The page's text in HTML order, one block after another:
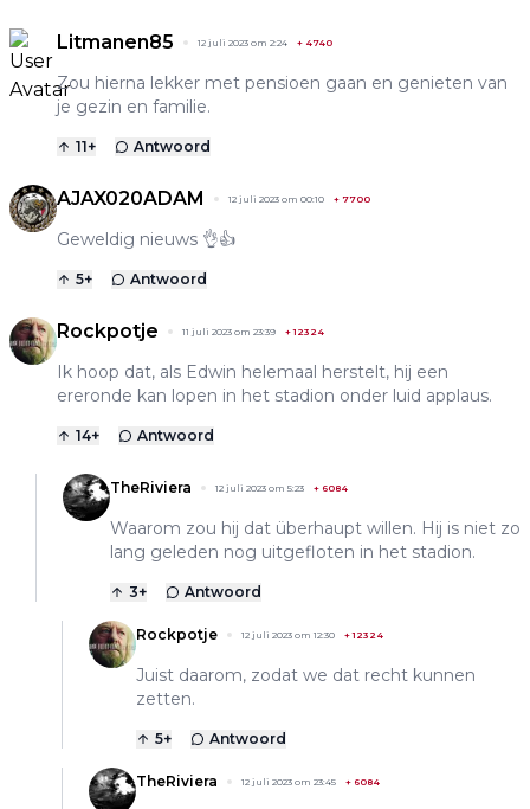
Litmanen85 12 juli 2023 om 2:24 + 4740
Zou hierna lekker met pensioen gaan en genieten van
je gezin en familie.
11+ Antwoord
AJAX020ADAM 12 juli 2023 om 00:10 + 7700
Geweldig nieuws 👌👍
5+ Antwoord
Rockpotje 11 juli 2023 om 23:39 +12324
Ik hoop dat, als Edwin helemaal herstelt, hij een
ereronde kan lopen in het stadion onder luid applaus.
14+ Antwoord
TheRiviera 12 juli 2023 om 5:23 + 6084
Waarom zou hij dat überhaupt willen. Hij is niet zo
lang geleden nog uitgefloten in het stadion.
3+ Antwoord
Rockpotje 12 juli 2023 om 12:30 +12324
Juist daarom, zodat we dat recht kunnen
zetten.
5+ Antwoord
TheRiviera 12 juli 2023 om 23:45 + 6084